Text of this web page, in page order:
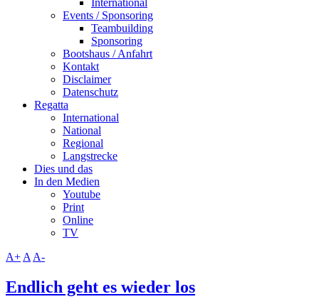
International
Events / Sponsoring
Teambuilding
Sponsoring
Bootshaus / Anfahrt
Kontakt
Disclaimer
Datenschutz
Regatta
International
National
Regional
Langstrecke
Dies und das
In den Medien
Youtube
Print
Online
TV
A+ A A-
Endlich geht es wieder los